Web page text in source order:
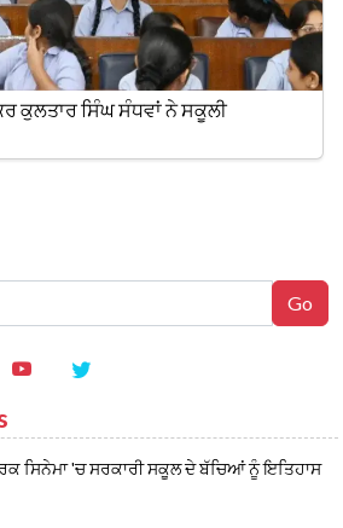
ਕੁਲਤਾਰ ਸਿੰਘ ਸੰਧਵਾਂ ਨੇ ਸਕੂਲੀ
ਸਿਨੇਮਾ 'ਚ ਸਰਕਾਰੀ ਸਕੂਲ ਦੇ ਬੱਚਿਆਂ ਨੂੰ ਇਤਿਹਾਸ